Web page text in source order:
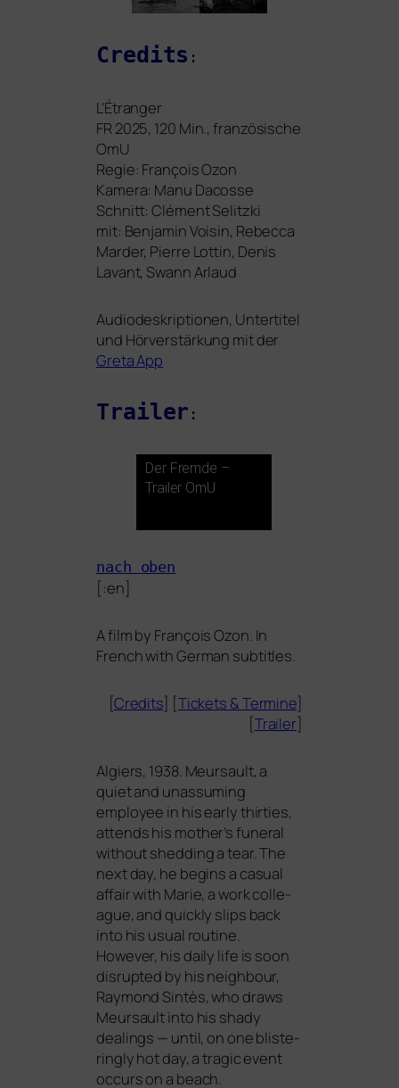
Credits :
L’Étranger
FR 2025, 120 Min., fran­zö­si­sche
OmU
Regie: François Ozon
Kamera: Manu Dacosse
Schnitt: Clément Selitzki
mit: Benjamin Voisin, Rebecca
Marder, Pierre Lottin, Denis
Lavant, Swann Arlaud
Audiodeskriptionen, Untertitel
und Hörverstärkung mit der
Greta App
Trailer :
Der Fremde –
Trailer OmU
nach oben
[:en]
A film by François Ozon. In
French with German subtitles.
[Credits] [Tickets &Termine]
[Trailer]
Algiers, 1938. Meursault, a
quiet and unas­sum­ing
employee in his ear­ly thir­ties,
attends his mother’s fun­e­ral
wit­hout shed­ding a tear. The
next day, he beg­ins a casu­al
affair with Marie, a work col­le­
ague, and quick­ly slips back
into his usu­al rou­ti­ne.
However, his dai­ly life is soon
dis­rupt­ed by his neigh­bour,
Raymond Sintès, who draws
Meursault into his shady
dealings — until, on one blis­te­
rin­gly hot day, a tra­gic event
occurs on a beach.